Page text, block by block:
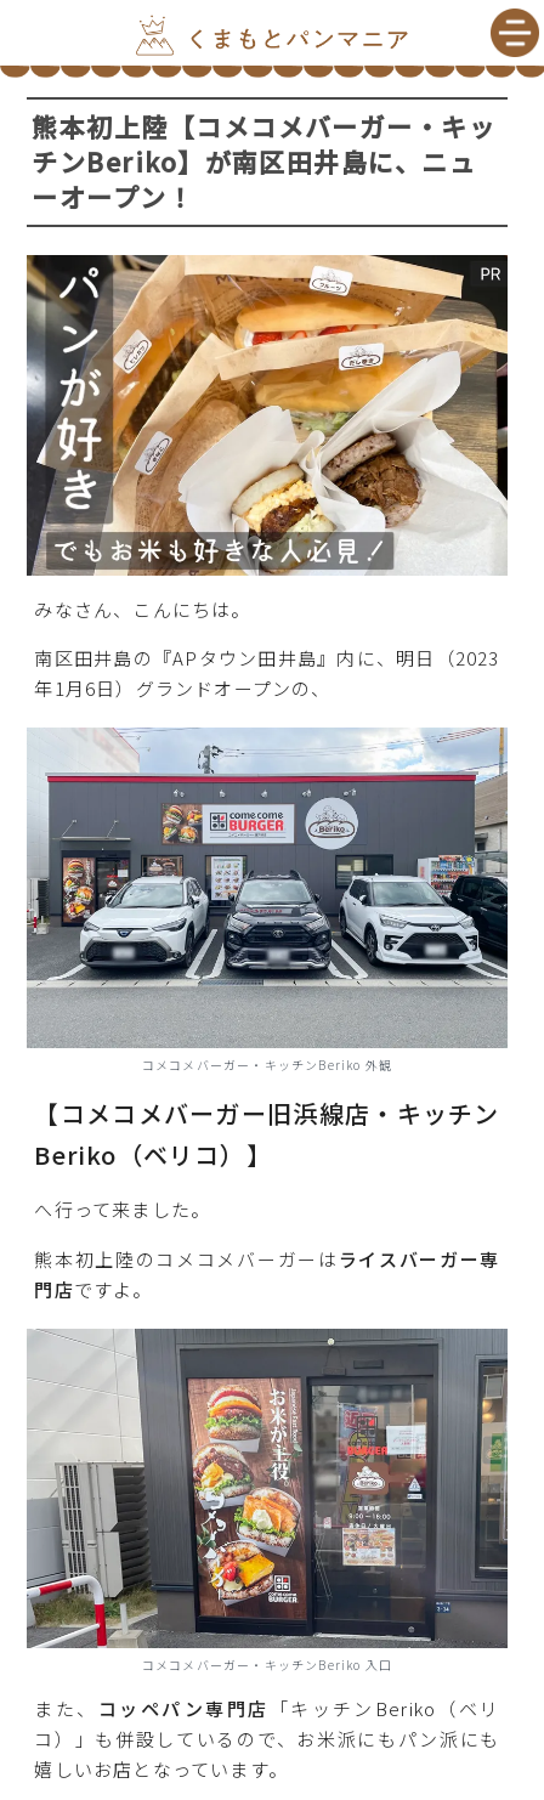
熊本初上陸【コメコメバーガー・キッ
チンBeriko】が南区田井島に、ニュ
ーオープン！
みなさん、こんにちは。
南区田井島の『APタウン田井島』内に、明日（2023
年1月6日）グランドオープンの、
コメコメバーガー・キッチンBeriko 外観
【コメコメバーガー旧浜線店・キッチン
Beriko（ベリコ）】
へ行って来ました。
熊本初上陸のコメコメバーガーはライスバーガー専
門店ですよ。
コメコメバーガー・キッチンBeriko 入口
また、 コッペパン専門店
「キッチンBeriko（ベリ
コ）」も併設しているので、お米派にもパン派にも
嬉しいお店となっています。